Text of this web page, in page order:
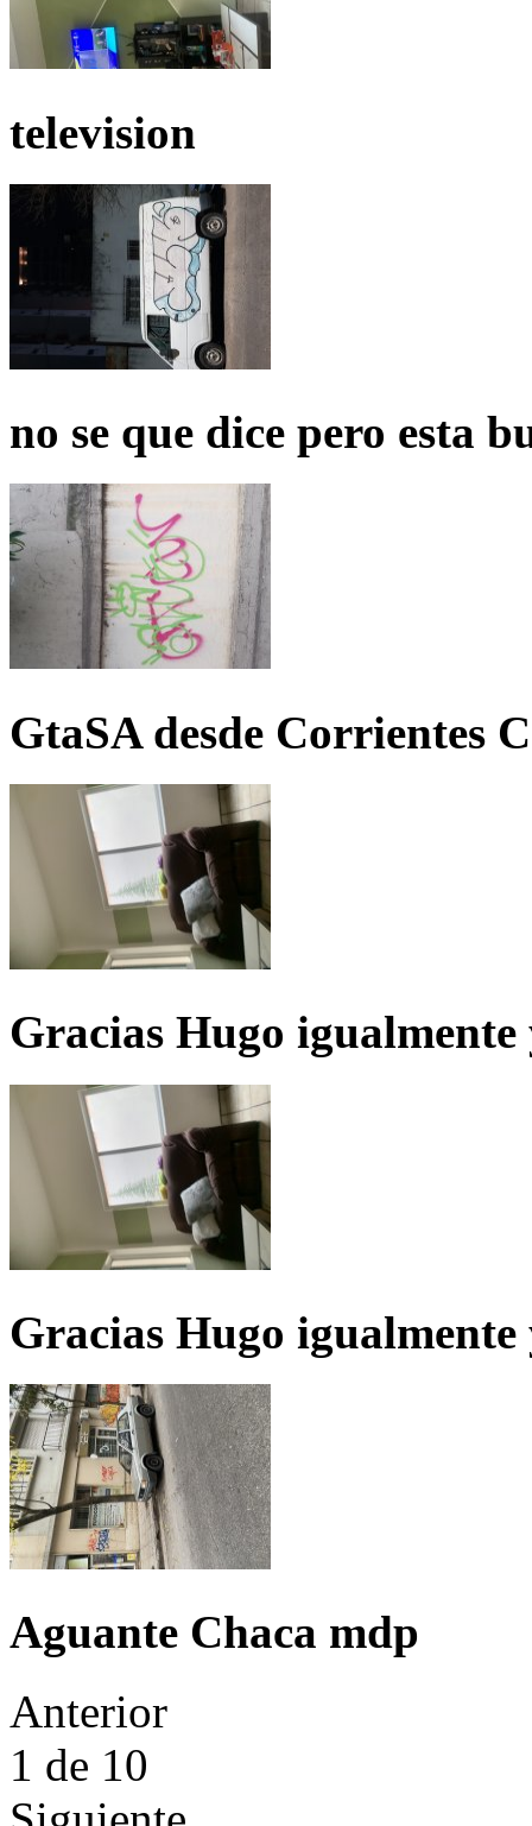
television
no se que dice pero esta
GtaSA desde Corrientes
Gracias Hugo igualmente
Gracias Hugo igualmente
Aguante Chaca mdp
Anterior
1 de 10